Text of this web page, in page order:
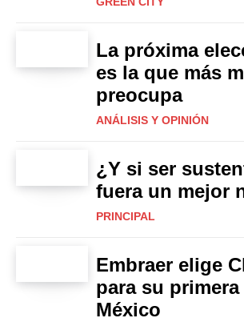
La próxima
es la que más
preocupa
ANÁLISIS Y OPINIÓN
¿Y si ser
fuera un mejor
PRINCIPAL
Embraer elige
para su
México